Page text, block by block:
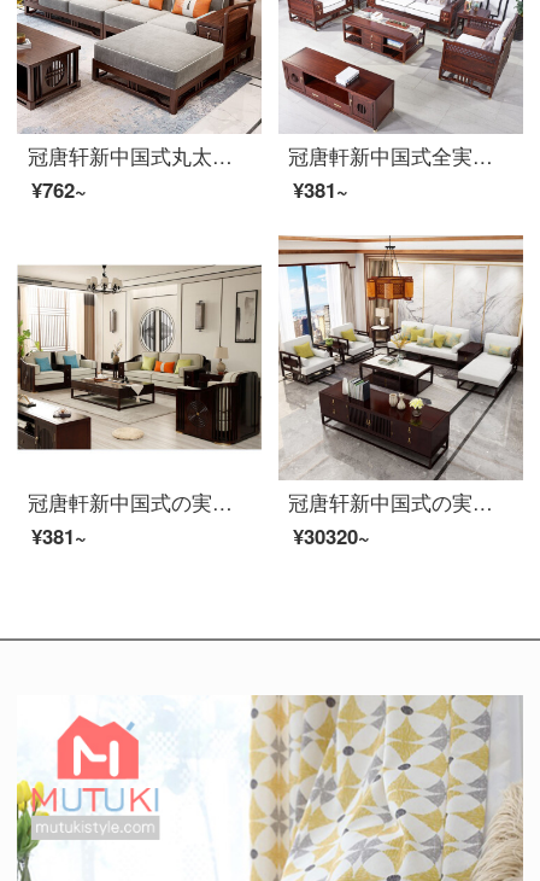
冠唐轩新中国式丸太の回転角ソファーの贵妃の别荘の家具の木L型の小さな家型の布芸のソファーの家具はL型ソファの色のサイズを注文して注文して金を注文します。
¥762~
冠唐軒新中国式全実木ソファー現代烏金木全実木中国風ベルト手すり箱大型戸型別荘客間カスタマイズ材質寸法オーダーメイド
¥381~
冠唐軒新中国式の実木ソファ禅意別荘ホテルの大型客間家具現代簡単布芸ソファ家装セットをカスタマイズして予約金を注文します。
¥381~
冠唐轩新中国式の実木贵妃の回転角のソファーの発家はビル部の事务室のホテルの大きさの戸型の近代的な禅のイタリアを売ります。
¥30320~